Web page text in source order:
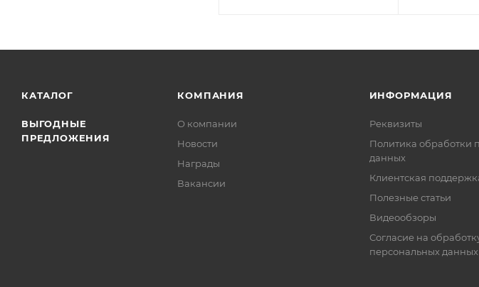
КАТАЛОГ
ВЫГОДНЫЕ
ПРЕДЛОЖЕНИЯ
КОМПАНИЯ
О компании
Новости
Награды
Вакансии
ИНФОРМАЦИЯ
Реквизиты
Политика обработки
данных
Клиентская
Полезные статьи
Видеообзоры
Согласие на
персональных данных